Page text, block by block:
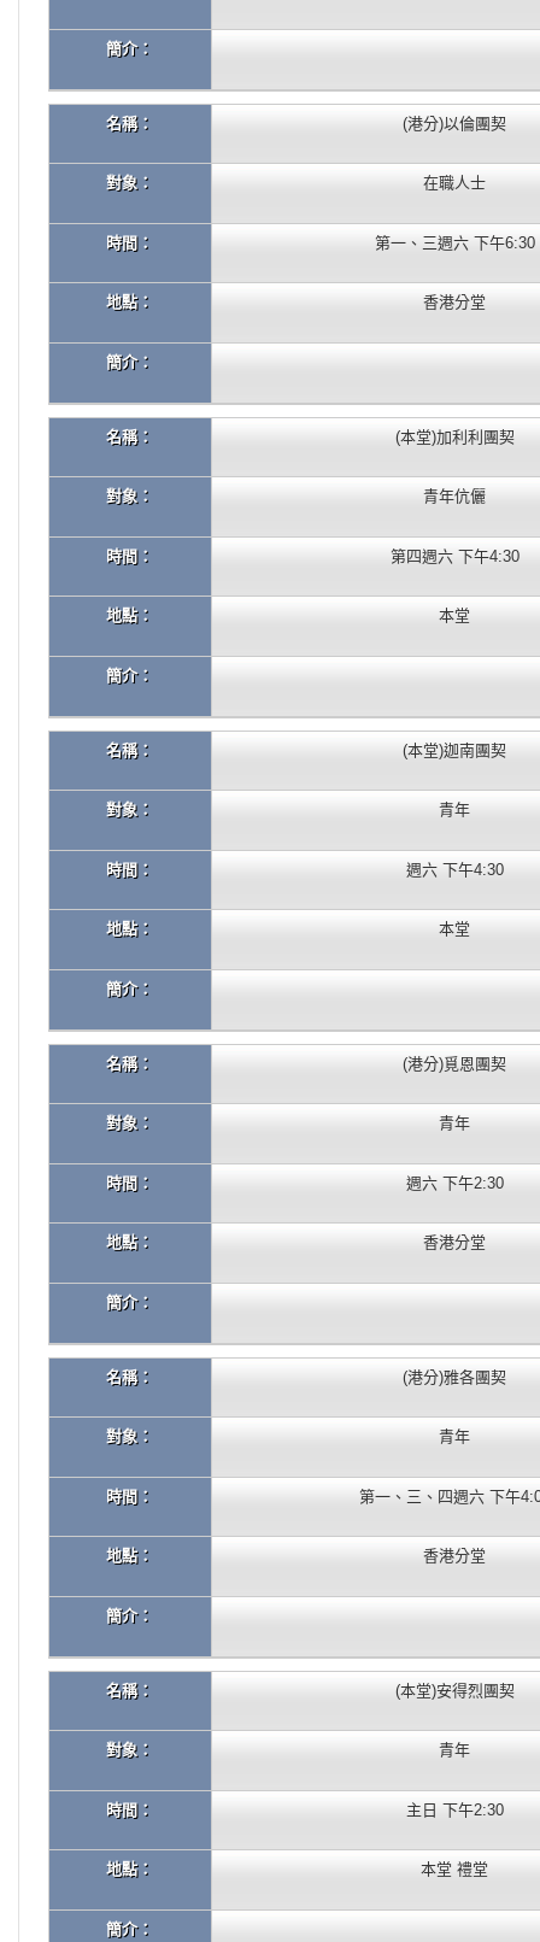
簡介：
名稱： (港分)以倫團契
對象： 在職人士
時間： 第一、三週六 下午6:30
地點： 香港分堂
簡介：
名稱： (本堂)加利利團契
對象： 青年伉儷
時間： 第四週六 下午4:30
地點： 本堂
簡介：
名稱： (本堂)迦南團契
對象： 青年
時間： 週六 下午4:30
地點： 本堂
簡介：
名稱： (港分)覓恩團契
對象： 青年
時間： 週六 下午2:30
地點： 香港分堂
簡介：
名稱： (港分)雅各團契
對象： 青年
時間： 第一、三、四週六 下午
地點： 香港分堂
簡介：
名稱： (本堂)安得烈團契
對象： 青年
時間： 主日 下午2:30
地點： 本堂 禮堂
簡介：